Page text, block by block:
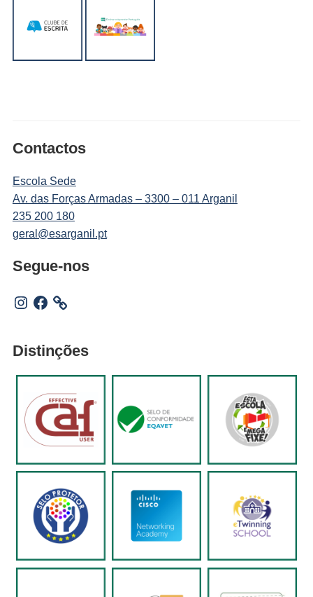
Contactos
Escola Sede
Av. das Forças Armadas – 3300 – 011 Arganil
235 200 180
geral@esarganil.pt
Segue-nos
Instagram
Facebook
Distinções